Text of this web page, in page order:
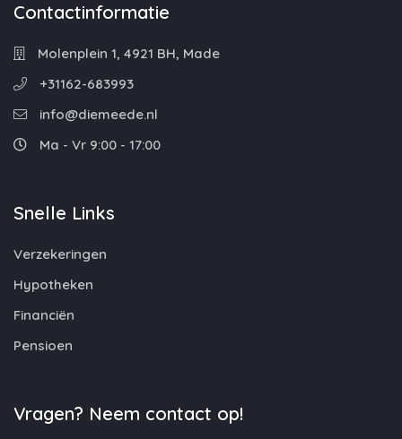
Contactinformatie
Molenplein 1, 4921 BH, Made
+31162-683993
info@diemeede.nl
Ma - Vr 9:00 - 17:00
Snelle Links
Verzekeringen
Hypotheken
Financiën
Pensioen
Vragen? Neem contact op!